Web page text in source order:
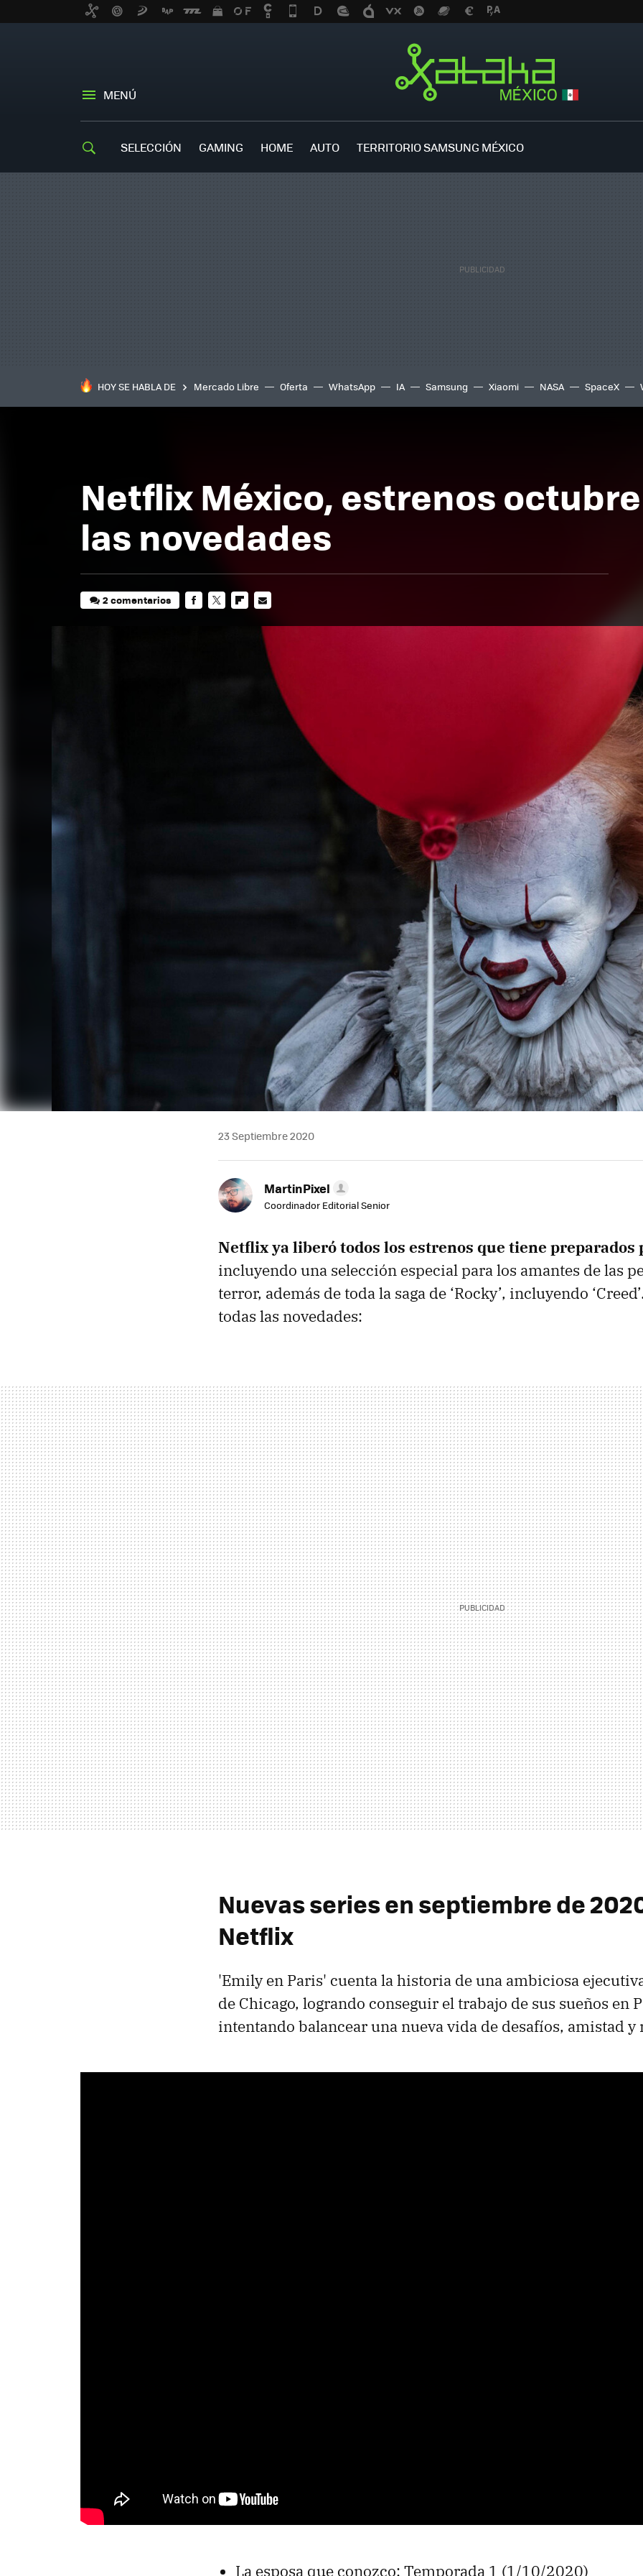
MENÚ
SELECCIÓN GAMING HOME AUTO TERRITORIO SAMSUNG MÉXICO
HOY SE HABLA DE Mercado Libre Oferta WhatsApp IA Samsung Xiaomi NASA SpaceX
Netflix México, estrenos
las novedades
2 comentarios
MAIL
23 Septiembre 2020
MartinPixel
Coordinador Editorial Senior
Netflix ya liberó todos los estrenos que tiene preparados
incluyendo una selección especial para los amantes de las
terror, además de toda la saga de ‘Rocky’, incluyendo
todas las novedades:
Nuevas series en septiembre de
Netflix
'Emily en Paris' cuenta la historia de una ambiciosa
de Chicago, logrando conseguir el trabajo de sus sueños en
intentando balancear una nueva vida de desafíos, amistad y
La esposa que conozco: Temporada 1 (1/10/2020)